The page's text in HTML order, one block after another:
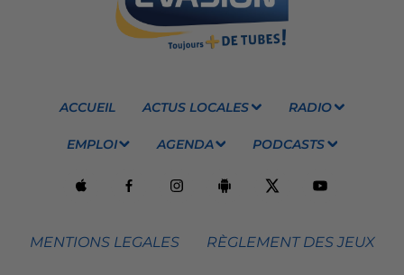
ACCUEIL ACTUS LOCALES RADIO
EMPLOI AGENDA PODCASTS
MENTIONS LEGALES RÈGLEMENT DES JEUX